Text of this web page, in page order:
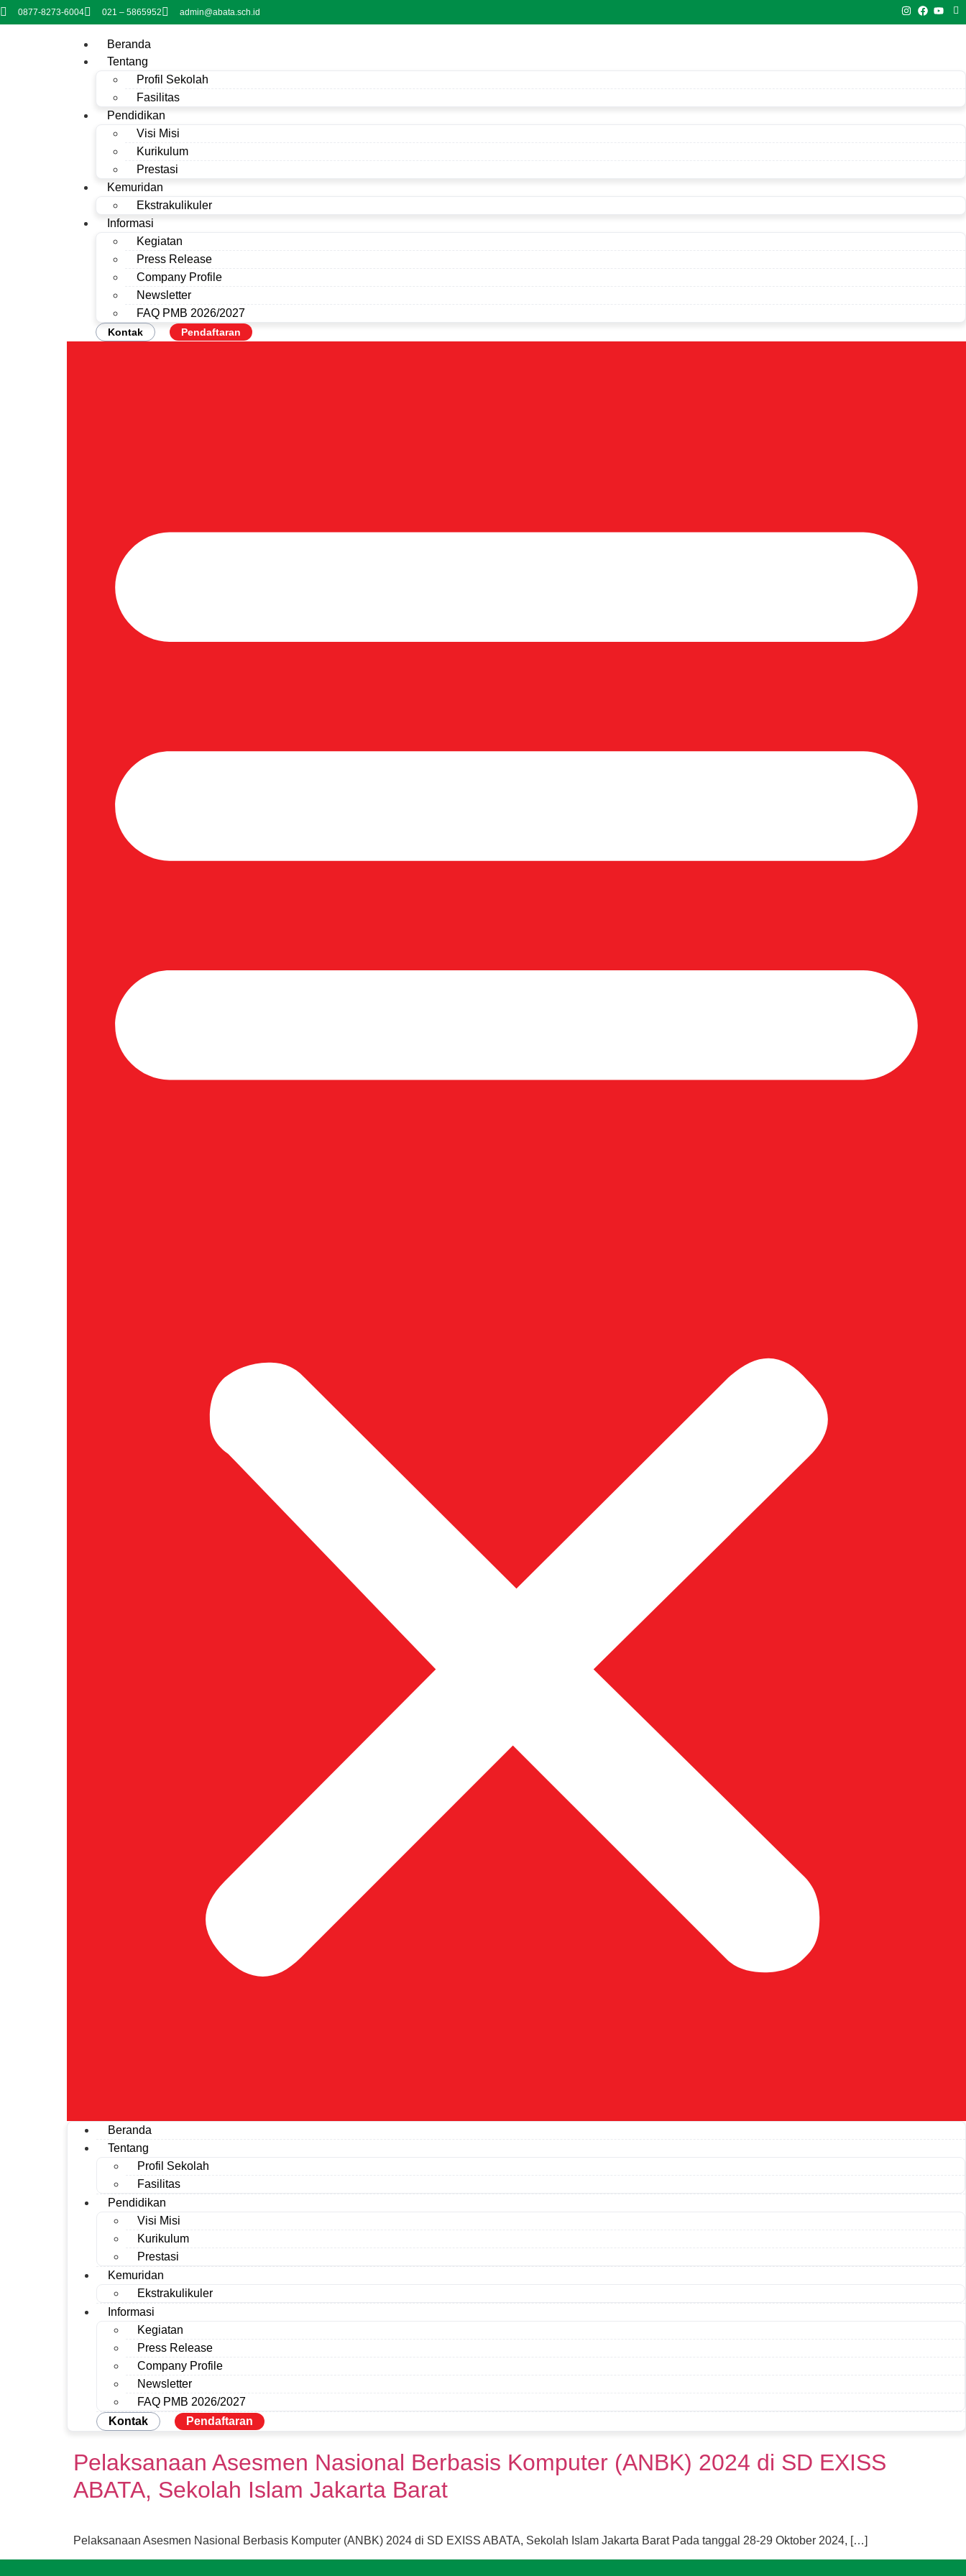
0877-8273-6004 021 – 5865952 admin@abata.sch.id
Beranda
Tentang
Profil Sekolah
Fasilitas
Pendidikan
Visi Misi
Kurikulum
Prestasi
Kemuridan
Ekstrakulikuler
Informasi
Kegiatan
Press Release
Company Profile
Newsletter
FAQ PMB 2026/2027
Kontak Pendaftaran
Beranda
Tentang
Profil Sekolah
Fasilitas
Pendidikan
Visi Misi
Kurikulum
Prestasi
Kemuridan
Ekstrakulikuler
Informasi
Kegiatan
Press Release
Company Profile
Newsletter
FAQ PMB 2026/2027
Kontak
Pendaftaran
Pelaksanaan Asesmen Nasional Berbasis Komputer (ANBK) 2024 di SD EXISS
ABATA, Sekolah Islam Jakarta Barat
Pelaksanaan Asesmen Nasional Berbasis Komputer (ANBK) 2024 di SD EXISS ABATA, Sekolah Islam Jakarta Barat Pada tanggal 28-29 Oktober 2024, […]